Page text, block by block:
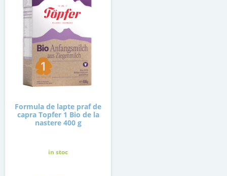
Formula de lapte praf de
capra Topfer 1 Bio de la
nastere 400 g
in stoc